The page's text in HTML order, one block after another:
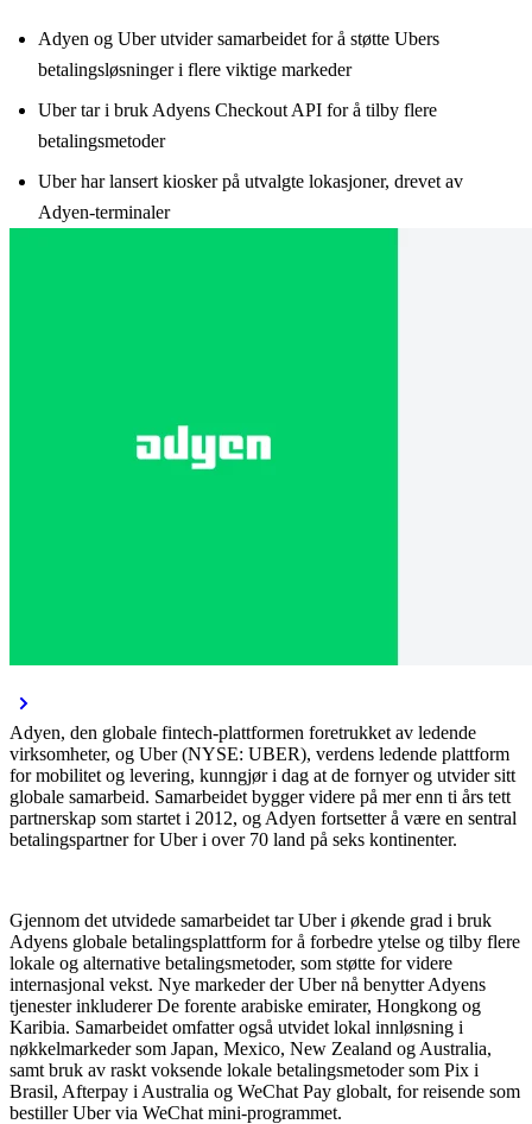
Adyen og Uber utvider samarbeidet for å støtte Ubers
betalingsløsninger i flere viktige markeder
Uber tar i bruk Adyens Checkout API for å tilby flere
betalingsmetoder
Uber har lansert kiosker på utvalgte lokasjoner, drevet av
Adyen-terminaler
Adyen, den globale fintech-plattformen foretrukket av ledende
virksomheter, og Uber (NYSE: UBER), verdens ledende plattform
for mobilitet og levering, kunngjør i dag at de fornyer og utvider sitt
globale samarbeid. Samarbeidet bygger videre på mer enn ti års tett
partnerskap som startet i 2012, og Adyen fortsetter å være en sentral
betalingspartner for Uber i over 70 land på seks kontinenter.
Gjennom det utvidede samarbeidet tar Uber i økende grad i bruk
Adyens globale betalingsplattform for å forbedre ytelse og tilby flere
lokale og alternative betalingsmetoder, som støtte for videre
internasjonal vekst. Nye markeder der Uber nå benytter Adyens
tjenester inkluderer De forente arabiske emirater, Hongkong og
Karibia. Samarbeidet omfatter også utvidet lokal innløsning i
nøkkelmarkeder som Japan, Mexico, New Zealand og Australia,
samt bruk av raskt voksende lokale betalingsmetoder som Pix i
Brasil, Afterpay i Australia og WeChat Pay globalt, for reisende som
bestiller Uber via WeChat mini-programmet.